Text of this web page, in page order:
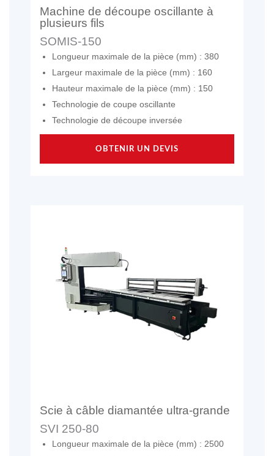
Machine de découpe oscillante à
plusieurs fils
SOMIS-150
Longueur maximale de la pièce (mm) : 380
Largeur maximale de la pièce (mm) : 160
Hauteur maximale de la pièce (mm) : 150
Technologie de coupe oscillante
Technologie de découpe inversée
OBTENIR UN DEVIS
Scie à câble diamantée ultra-grande
SVI 250-80
Longueur maximale de la pièce (mm) : 2500